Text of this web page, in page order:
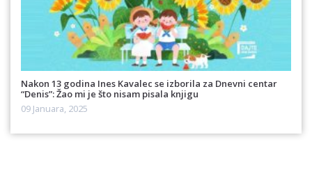
Nakon 13 godina Ines Kavalec se izborila za Dnevni centar
“Denis”: Žao mi je što nisam pisala knjigu
09 Januara, 2025